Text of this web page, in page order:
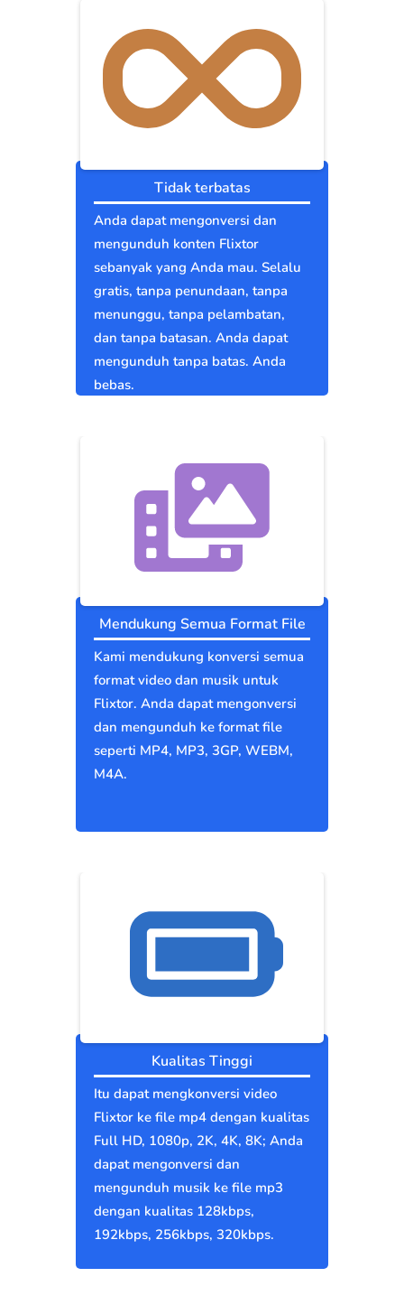
Tidak terbatas
Anda dapat mengonversi dan
mengunduh konten Flixtor
sebanyak yang Anda mau. Selalu
gratis, tanpa penundaan, tanpa
menunggu, tanpa pelambatan,
dan tanpa batasan. Anda dapat
mengunduh tanpa batas. Anda
bebas.
Mendukung Semua Format File
Kami mendukung konversi semua
format video dan musik untuk
Flixtor. Anda dapat mengonversi
dan mengunduh ke format file
seperti MP4, MP3, 3GP, WEBM,
M4A.
Kualitas Tinggi
Itu dapat mengkonversi video
Flixtor ke file mp4 dengan kualitas
Full HD, 1080p, 2K, 4K, 8K; Anda
dapat mengonversi dan
mengunduh musik ke file mp3
dengan kualitas 128kbps,
192kbps, 256kbps, 320kbps.